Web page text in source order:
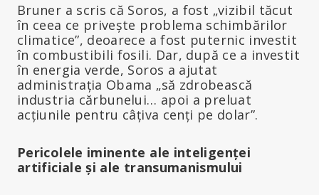
Bruner a scris că Soros, a fost „vizibil tăcut
în ceea ce privește problema schimbărilor
climatice”, deoarece a fost puternic investit
în combustibili fosili. Dar, după ce a investit
în energia verde, Soros a ajutat
administrația Obama „să zdrobească
industria cărbunelui… apoi a preluat
acțiunile pentru câțiva cenți pe dolar”.
Pericolele iminente ale inteligenței
artificiale și ale transumanismului